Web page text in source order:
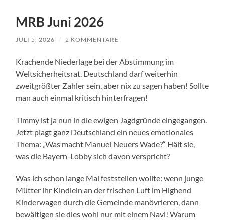
MRB Juni 2026
JULI 5, 2026 / 2 KOMMENTARE
Krachende Niederlage bei der Abstimmung im
Weltsicherheitsrat. Deutschland darf weiterhin
zweitgrößter Zahler sein, aber nix zu sagen haben! Sollte
man auch einmal kritisch hinterfragen!
Timmy ist ja nun in die ewigen Jagdgründe eingegangen.
Jetzt plagt ganz Deutschland ein neues emotionales
Thema: „Was macht Manuel Neuers Wade?“ Hält sie,
was die Bayern-Lobby sich davon verspricht?
Was ich schon lange Mal feststellen wollte: wenn junge
Mütter ihr Kindlein an der frischen Luft im Highend
Kinderwagen durch die Gemeinde manövrieren, dann
bewältigen sie dies wohl nur mit einem Navi! Warum